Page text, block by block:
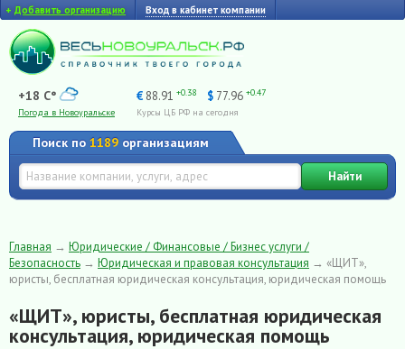
+ Добавить организацию Вход в кабинет компании
+18 C°
Погода в Новоуральске
€ 88.91 +0.38 $ 77.96 +0.47
Курсы ЦБ РФ на сегодня
Поиск по 1189 организациям
Найти
Главная → Юридические / Финансовые / Бизнес услуги /
Безопасность → Юридическая и правовая консультация → «ЩИТ»,
юристы, бесплатная юридическая консультация, юридическая помощь
«ЩИТ», юристы, бесплатная юридическая
консультация, юридическая помощь